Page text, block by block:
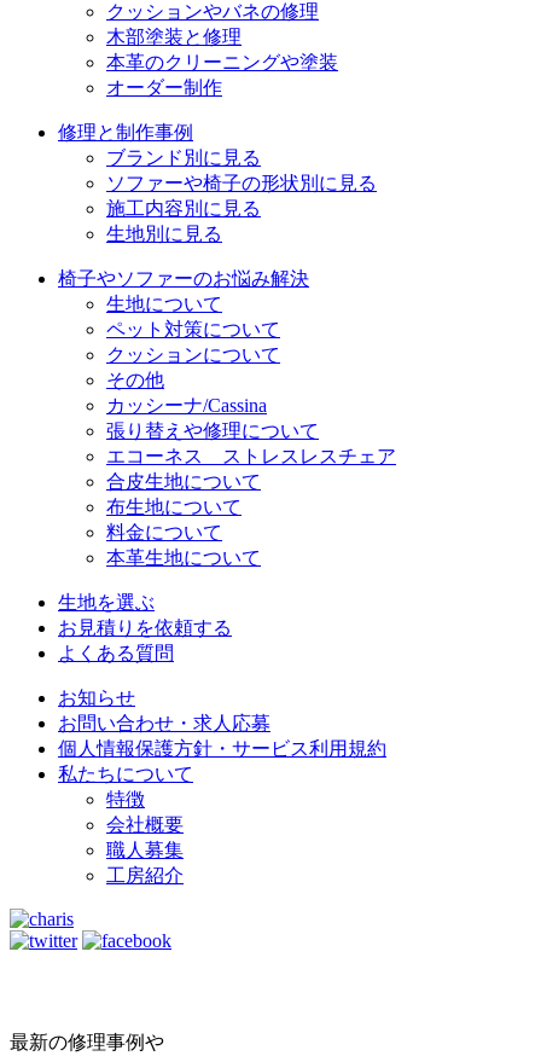
クッションやバネの修理
木部塗装と修理
本革のクリーニングや塗装
オーダー制作
修理と制作事例
ブランド別に見る
ソファーや椅子の形状別に見る
施工内容別に見る
生地別に見る
椅子やソファーのお悩み解決
生地について
ペット対策について
クッションについて
その他
カッシーナ/Cassina
張り替えや修理について
エコーネス ストレスレスチェア
合皮生地について
布生地について
料金について
本革生地について
生地を選ぶ
お見積りを依頼する
よくある質問
お知らせ
お問い合わせ・求人応募
個人情報保護方針・サービス利用規約
私たちについて
特徴
会社概要
職人募集
工房紹介
最新の修理事例や